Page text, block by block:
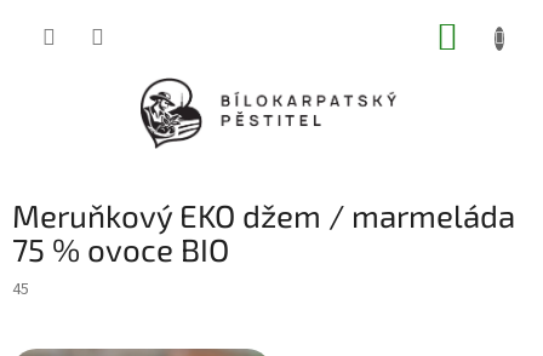
Meruňkový EKO džem / marmeláda
75 % ovoce BIO
45